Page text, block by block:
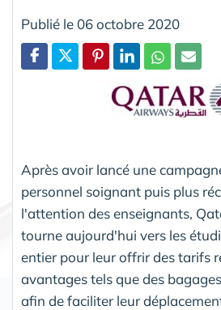
Publié le 06 octobre 2020
Après avoir lancé une
personnel soignant puis plus
l'attention des enseignants,
tourne aujourd'hui vers les
entier pour leur offrir des tarifs
avantages tels que des
afin de faciliter leur